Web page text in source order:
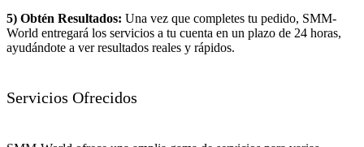
5) Obtén Resultados: Una vez que completes tu pedido, SMM-
World entregará los servicios a tu cuenta en un plazo de 24 horas,
ayudándote a ver resultados reales y rápidos.
Servicios Ofrecidos